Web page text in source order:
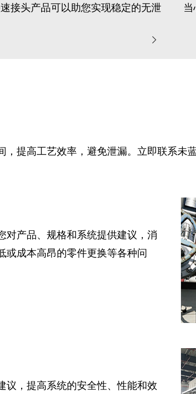
接头产品可以助您实现稳定的无泄
提高工艺效率，避免泄漏。立即联系未
对产品、规格和系统提供建议，消
或成本高昂的零件更换等各种问
议，提高系统的安全性、性能和效